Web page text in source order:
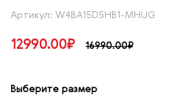
Артикул: W4BA15D5HB1-MHUG
12990.00₽ 16990.00₽
Выберите размер